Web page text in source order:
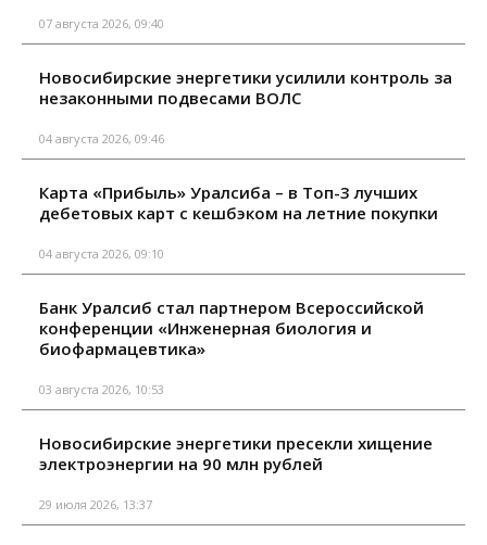
07 августа 2026, 09:40
Новосибирские энергетики усилили контроль за
незаконными подвесами ВОЛС
04 августа 2026, 09:46
Карта «Прибыль» Уралсиба – в Топ-3 лучших
дебетовых карт с кешбэком на летние покупки
04 августа 2026, 09:10
Банк Уралсиб стал партнером Всероссийской
конференции «Инженерная биология и
биофармацевтика»
03 августа 2026, 10:53
Новосибирские энергетики пресекли хищение
электроэнергии на 90 млн рублей
29 июля 2026, 13:37